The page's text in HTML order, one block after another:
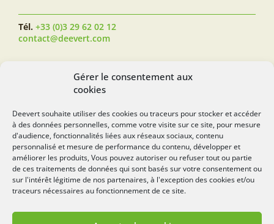
Gérer le consentement aux
cookies
Deevert souhaite utiliser des cookies ou traceurs pour stocker et accéder
à des données personnelles, comme votre visite sur ce site, pour mesure
d'audience, fonctionnalités liées aux réseaux sociaux, contenu
personnalisé et mesure de performance du contenu, développer et
améliorer les produits, Vous pouvez autoriser ou refuser tout ou partie
de ces traitements de données qui sont basés sur votre consentement ou
sur l'intérêt légitime de nos partenaires, à l'exception des cookies et/ou
traceurs nécessaires au fonctionnement de ce site.
Tél. +33 (0)3 29 62 02 12
contact@deevert.com
SUIVEZ-NOUS...
deevert.com